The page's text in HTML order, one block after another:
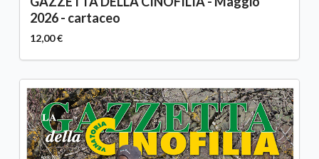
2026 - cartaceo
12,00 €